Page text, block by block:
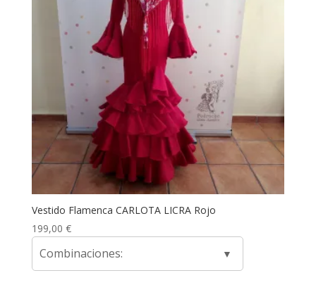
Vestido Flamenca CARLOTA LICRA Rojo
199,00 €
Combinaciones: